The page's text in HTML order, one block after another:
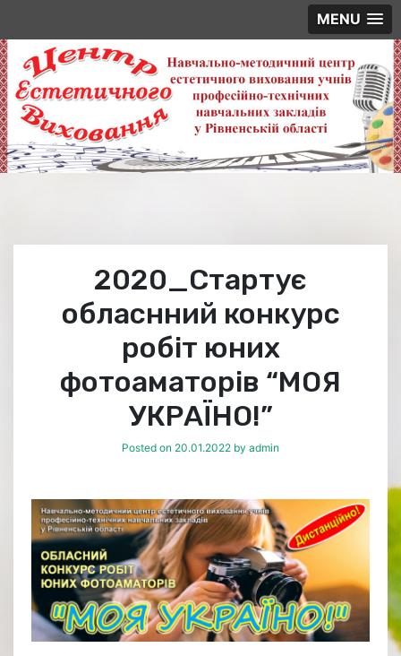
MENU
Skip
to
content
2020_Стартує
обласнний конкурс
робіт юних
фотоаматорів “МОЯ
УКРАЇНО!”
Posted on 20.01.2022 by admin